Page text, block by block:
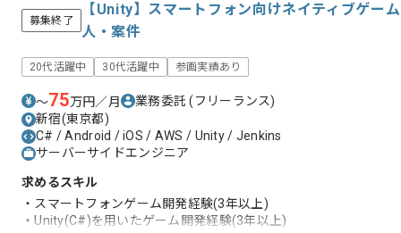
募集終了
【Unity】スマートフォン向けネイティブゲー
人・案件
20代活躍中 30代活躍中 参画実績あり
〜75万円／月 業務委託(フリーランス)
新宿(東京都)
C# / Android / iOS / AWS / Unity / Jenkins
サーバーサイドエンジニア
求めるスキル
・スマートフォンゲーム開発経験(3年以上)
・Unity(C#)を用いたゲーム開発経験(3年以上)